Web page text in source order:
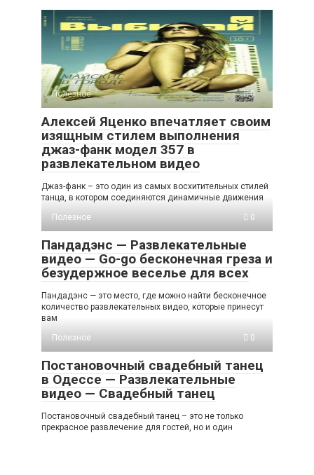
Полезное 0
Алексей Яценко впечатляет своим
изящным стилем выполнения
джаз-фанк модел 357 в
развлекательном видео
Джаз-фанк – это один из самых восхитительных стилей
танца, в котором соединяются динамичные движения
Полезное
0
Пандадэнс — Развлекательные
видео — Go-go бесконечная греза и
безудержное веселье для всех
Пандадэнс — это место, где можно найти бесконечное
количество развлекательных видео, которые принесут
вам
Полезное
0
Постановочный свадебный танец
в Одессе — Развлекательные
видео — Свадебный танец
Постановочный свадебный танец – это не только
прекрасное развлечение для гостей, но и один